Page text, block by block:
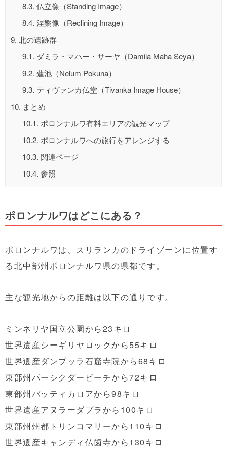
8.3. 仏立像（Standing Image）
8.4. 涅槃像（Reclining Image）
9. 北の遺跡群
9.1. ダミラ・マハー・サーヤ（Damila Maha Seya）
9.2. 蓮池（Nelum Pokuna）
9.3. ティヴァンカ仏堂（Tivanka Image House）
10. まとめ
10.1. ポロンナルワ有料エリアの観光マップ
10.2. ポロンナルワへの旅行をアレンジする
10.3. 関連ページ
10.4. 参照
ポロンナルワはどこにある？
ポロンナルワは、スリランカのドライゾーンに位置す
る北中部州ポロンナルワ県の県都です。
主な観光地からの距離は以下の通りです。
ミンネリヤ国立公園から23キロ
世界遺産シーギリヤロックから55キロ
世界遺産ダンブッラ石窟寺院から68キロ
東部州パーシクダービーチから72キロ
東部州バッティカロアから98キロ
世界遺産アヌラーダプラから100キロ
東部州州都トリンコマリーから110キロ
世界遺産キャンディ仏歯寺から130キロ